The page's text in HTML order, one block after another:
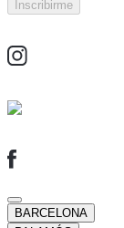
BARCELONA